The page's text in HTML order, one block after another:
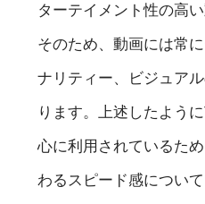
ターテイメント性の高
そのため、動画には常
ナリティー、ビジュア
ります。上述したよう
心に利用されているた
わるスピード感につい